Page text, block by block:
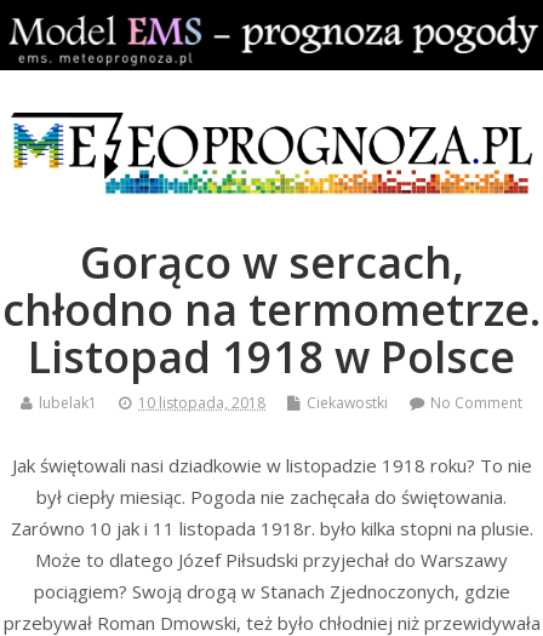
Gorąco w sercach,
chłodno na termometrze.
Listopad 1918 w Polsce
lubelak1 10 listopada, 2018 Ciekawostki No Comment
Jak świętowali nasi dziadkowie w listopadzie 1918 roku? To nie
był ciepły miesiąc. Pogoda nie zachęcała do świętowania.
Zarówno 10 jak i 11 listopada 1918r. było kilka stopni na plusie.
Może to dlatego Józef Piłsudski przyjechał do Warszawy
pociągiem? Swoją drogą w Stanach Zjednoczonych, gdzie
przebywał Roman Dmowski, też było chłodniej niż przewidywała